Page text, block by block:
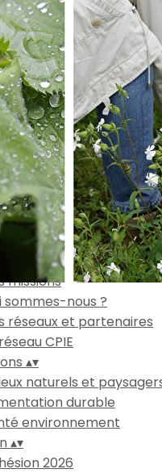
sélectionnées
les colonnes
les colonnes
un bouton, des
▴▾
missions
sommes-nous ?
réseaux et partenaires
CPIE
▴▾
naturels et
durable
environnement
▴▾
2026